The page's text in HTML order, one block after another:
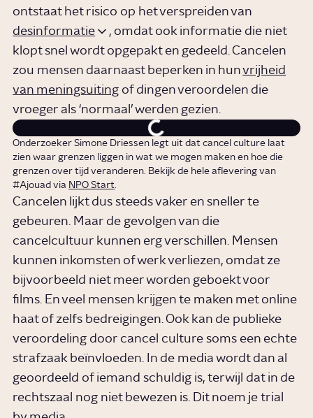
ontstaat het risico op het verspreiden van
desinformatie
, omdat ook informatie die niet
klopt snel wordt opgepakt en gedeeld. Cancelen
zou mensen daarnaast beperken in hunvrijheid
van meningsuiting of dingen veroordelen die
vroeger als ‘normaal’ werden gezien.
Onderzoeker Simone Driessen legt uit dat cancel culture laat
zien waar grenzen liggen in wat we mogen maken en hoe die
grenzen over tijd veranderen. Bekijk de hele aflevering van
#Ajouad via NPO Start.
Cancelen lijkt dus steeds vaker en sneller te
gebeuren. Maar de gevolgen van die
cancelcultuur kunnen erg verschillen. Mensen
kunnen inkomsten of werk verliezen, omdat ze
bijvoorbeeld niet meer worden geboekt voor
films. En veel mensen krijgen te maken met online
haat of zelfs bedreigingen. Ook kan de publieke
veroordeling door cancel culture soms een echte
strafzaak beïnvloeden. In de media wordt dan al
geoordeeld of iemand schuldig is, terwijl dat in de
rechtszaal nog niet bewezen is. Dit noem je trial